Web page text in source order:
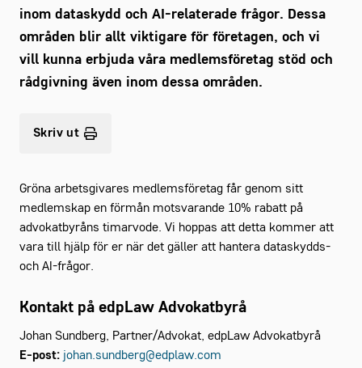
inom dataskydd och AI-relaterade frågor. Dessa
områden blir allt viktigare för företagen, och vi
vill kunna erbjuda våra medlemsföretag stöd och
rådgivning även inom dessa områden.
Skriv ut
Gröna arbetsgivares medlemsföretag får genom sitt
medlemskap en förmån motsvarande 10% rabatt på
advokatbyråns timarvode. Vi hoppas att detta kommer att
vara till hjälp för er när det gäller att hantera dataskydds-
och AI-frågor.
Kontakt på edpLaw Advokatbyrå
Johan Sundberg, Partner/Advokat, edpLaw Advokatbyrå
E-post: johan.sundberg@edplaw.com